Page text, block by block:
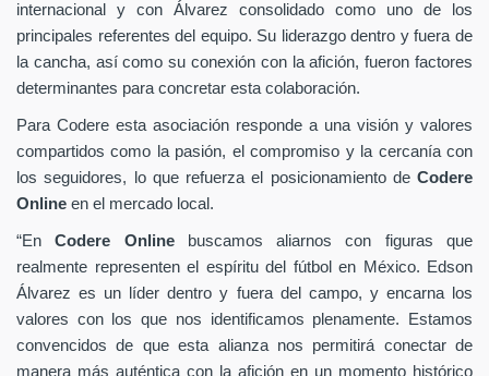
internacional y con Álvarez consolidado como uno de los
principales referentes del equipo. Su liderazgo dentro y fuera de
la cancha, así como su conexión con la afición, fueron factores
determinantes para concretar esta colaboración.
Para Codere esta asociación responde a una visión y valores
compartidos como la pasión, el compromiso y la cercanía con
los seguidores, lo que refuerza el posicionamiento de Codere
Online en el mercado local.
“EnCodere Onlinebuscamos aliarnos con figuras que
realmente representen el espíritu del fútbol en México. Edson
Álvarez es un líder dentro y fuera del campo, y encarna los
valores con los que nos identificamos plenamente. Estamos
convencidos de que esta alianza nos permitirá conectar de
manera más auténtica con la afición en un momento histórico